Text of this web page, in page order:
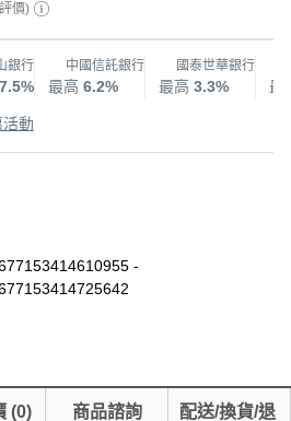
價)
銀行
7.5%
中國信託銀行
最高 6.2%
國泰世華銀行
最高 3.3% 最
動
-
(0) 商品諮詢
配送/換貨/退